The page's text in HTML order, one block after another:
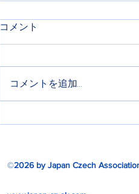
ミュシャ芸術博覧会リタ
コメント
コメントを追加…
©2026 by Japan Czech